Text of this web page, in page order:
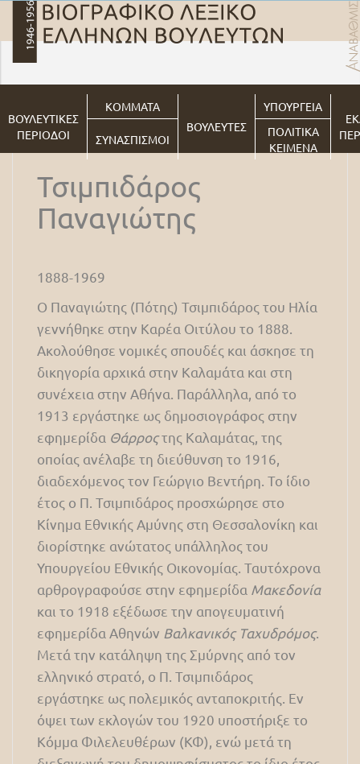
ΒΟΥΛΕΥΤΙΚΕΣ
ΠΕΡΙΟΔΟΙ
ΚΟΜΜΑΤΑ
ΒΟΥΛΕΥΤΕΣ
ΥΠΟΥΡΓΕΙΑ
ΣΥΝΑΣΠΙΣΜΟΙ
ΠΟΛΙΤΙΚΑ
ΚΕΙΜΕΝΑ
Τσιμπιδάρος
Παναγιώτης
1888-1969
Ο Παναγιώτης (Πότης) Τσιμπιδάρος του Ηλία
γεννήθηκε στην Καρέα Οιτύλου το 1888.
Ακολούθησε νομικές σπουδές και άσκησε τη
δικηγορία αρχικά στην Καλαμάτα και στη
συνέχεια στην Αθήνα. Παράλληλα, από το
1913 εργάστηκε ως δημοσιογράφος στην
εφημερίδα Θάρροςτης Καλαμάτας, της
οποίας ανέλαβε τη διεύθυνση το 1916,
διαδεχόμενος τον Γεώργιο Βεντήρη. Το ίδιο
έτος ο Π. Τσιμπιδάρος προσχώρησε στο
Κίνημα Εθνικής Αμύνης στη Θεσσαλονίκη και
διορίστηκε ανώτατος υπάλληλος του
Υπουργείου Εθνικής Οικονομίας. Ταυτόχρονα
αρθρογραφούσε στην εφημερίδα Μακεδονία
και το 1918 εξέδωσε την απογευματινή
εφημερίδα Αθηνών Βαλκανικός Ταχυδρόμος.
Μετά την κατάληψη της Σμύρνης από τον
ελληνικό στρατό, ο Π. Τσιμπιδάρος
εργάστηκε ως πολεμικός ανταποκριτής. Εν
όψει των εκλογών του 1920 υποστήριξε το
Κόμμα Φιλελευθέρων (ΚΦ), ενώ μετά τη